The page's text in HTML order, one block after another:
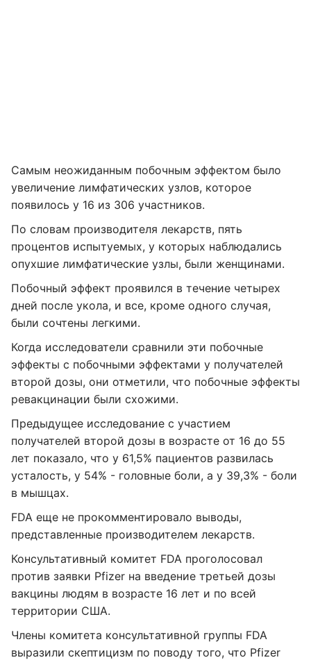
Самым неожиданным побочным эффектом было
увеличение лимфатических узлов, которое
появилось у 16 ​​из 306 участников.
По словам производителя лекарств, пять
процентов испытуемых, у которых наблюдались
опухшие лимфатические узлы, были женщинами.
Побочный эффект проявился в течение четырех
дней после укола, и все, кроме одного случая,
были сочтены легкими.
Когда исследователи сравнили эти побочные
эффекты с побочными эффектами у получателей
второй дозы, они отметили, что побочные эффекты
ревакцинации были схожими.
Предыдущее исследование с участием
получателей второй дозы в возрасте от 16 до 55
лет показало, что у 61,5% пациентов развилась
усталость, у 54% - головные боли, а у 39,3% - боли
в мышцах.
FDA еще не прокомментировало выводы,
представленные производителем лекарств.
Консультативный комитет FDA проголосовал
против заявки Pfizer на введение третьей дозы
вакцины людям в возрасте 16 лет и по всей
территории США.
Члены комитета консультативной группы FDA
выразили скептицизм по поводу того, что Pfizer